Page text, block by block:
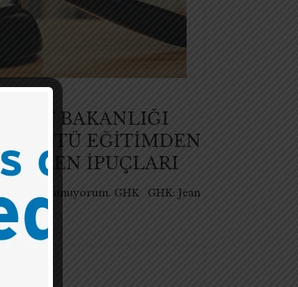
BAKANLIĞI
EĞİTİMDEN
İPUÇLARI
sunuyorum. GHK GHK: Jean